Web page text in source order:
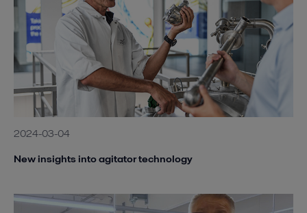
2024-03-04
New insights into agitator technology